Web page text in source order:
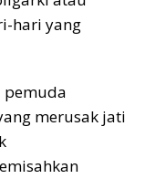
hari yang
pemuda
merusak jati